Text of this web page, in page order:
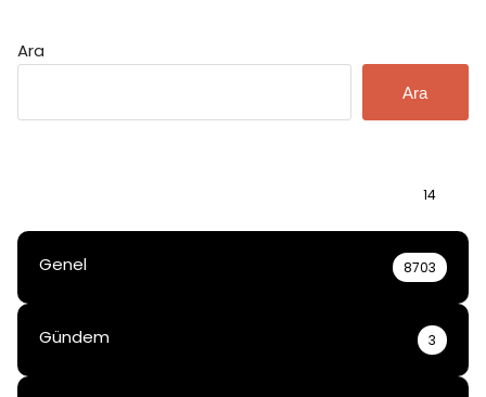
Ara
Ara
14
Genel 8703
Gündem 3